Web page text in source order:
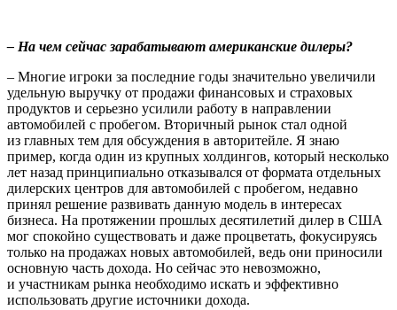
– На чем сейчас зарабатывают американские дилеры?
– Многие игроки за последние годы значительно увеличили
удельную выручку от продажи финансовых и страховых
продуктов и серьезно усилили работу в направлении
автомобилей с пробегом. Вторичный рынок стал одной
из главных тем для обсуждения в авторитейле. Я знаю
пример, когда один из крупных холдингов, который несколько
лет назад принципиально отказывался от формата отдельных
дилерских центров для автомобилей с пробегом, недавно
принял решение развивать данную модель в интересах
бизнеса. На протяжении прошлых десятилетий дилер в США
мог спокойно существовать и даже процветать, фокусируясь
только на продажах новых автомобилей, ведь они приносили
основную часть дохода. Но сейчас это невозможно,
и участникам рынка необходимо искать и эффективно
использовать другие источники дохода.